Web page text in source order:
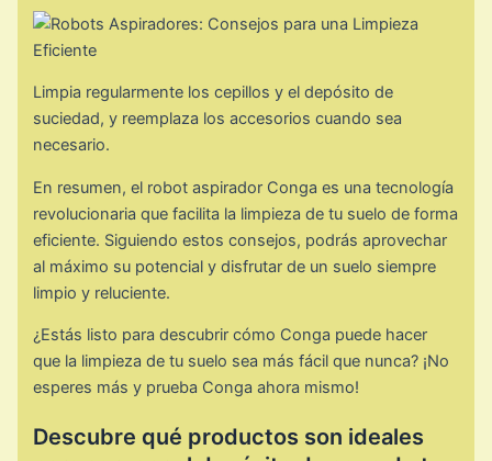
Limpia regularmente los cepillos y el depósito de
suciedad, y reemplaza los accesorios cuando sea
necesario.
En resumen, el robot aspirador Conga es una tecnología
revolucionaria que facilita la limpieza de tu suelo de forma
eficiente. Siguiendo estos consejos, podrás aprovechar
al máximo su potencial y disfrutar de un suelo siempre
limpio y reluciente.
¿Estás listo para descubrir cómo Conga puede hacer
que la limpieza de tu suelo sea más fácil que nunca? ¡No
esperes más y prueba Conga ahora mismo!
Descubre qué productos son ideales